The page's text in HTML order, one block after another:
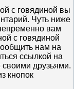
с говядиной вы
Чуть ниже
вам
с говядиной
нам на
ссылкой на
своими друзьями.
кнопок